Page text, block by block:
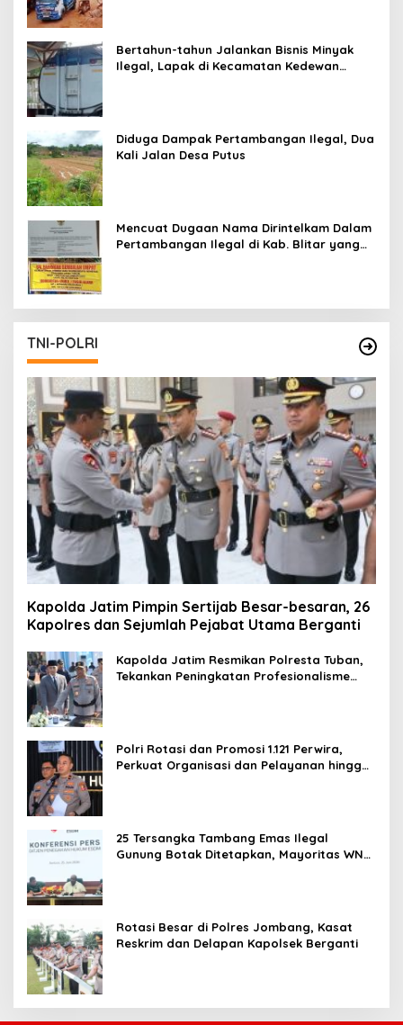
Bertahun-tahun Jalankan Bisnis Minyak
Ilegal, Lapak di Kecamatan Kedewan
Diduga Dampak Pertambangan Ilegal, Dua
Kali Jalan Desa Putus
Mencuat Dugaan Nama Dirintelkam Dalam
Pertambangan Ilegal di Kab. Blitar yang
TNI-POLRI
Kapolda Jatim Pimpin Sertijab Besar-besaran, 26
Kapolres dan Sejumlah Pejabat Utama Berganti
Kapolda Jatim Resmikan Polresta Tuban,
Tekankan Peningkatan Profesionalisme
Polri Rotasi dan Promosi 1.121 Perwira,
Perkuat Organisasi dan Pelayanan hingga
25 Tersangka Tambang Emas Ilegal
Gunung Botak Ditetapkan, Mayoritas WN
Rotasi Besar di Polres Jombang, Kasat
Reskrim dan Delapan Kapolsek Berganti